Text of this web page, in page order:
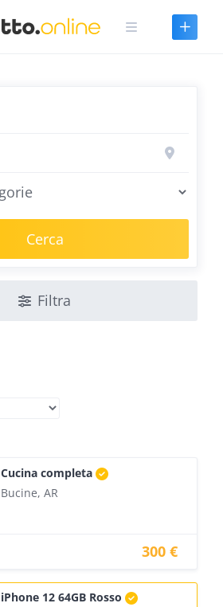
Cerca
Filtra
Cucina completa
Bucine, AR
300 €
iPhone 12 64GB Rosso